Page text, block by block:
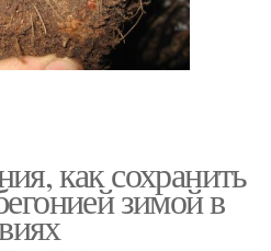
как сохранить
зимой в